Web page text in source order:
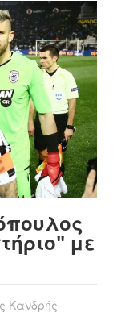
με
Κανδρής